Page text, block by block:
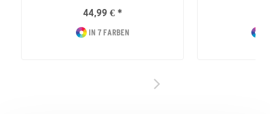
44,99 € *
IN 7 FARBEN